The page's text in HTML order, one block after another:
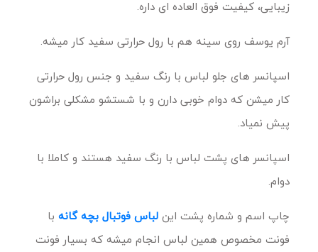
زیبایی، کیفیت فوق العاده ای داره.
آرم یوسف روی سینه هم با رول حرارتی سفید کار میشه.
اسپانسر های جلو لباس با رنگ سفید و جنس رول حرارتی
کار میشن که دوام خوبی دارن و با شستشو مشکلی براشون
پیش نمیاد.
اسپانسر های پشت لباس با رنگ سفید هستند و کاملا با
دوام.
چاپ اسم و شماره پشت اینلباس فوتبال بچه گانه با
فونت مخصوص همین لباس انجام میشه که بسیار فونت